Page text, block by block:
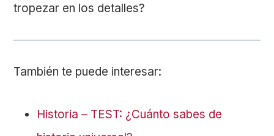
tropezar en los detalles?
También te puede interesar:
Historia – TEST: ¿Cuánto sabes de